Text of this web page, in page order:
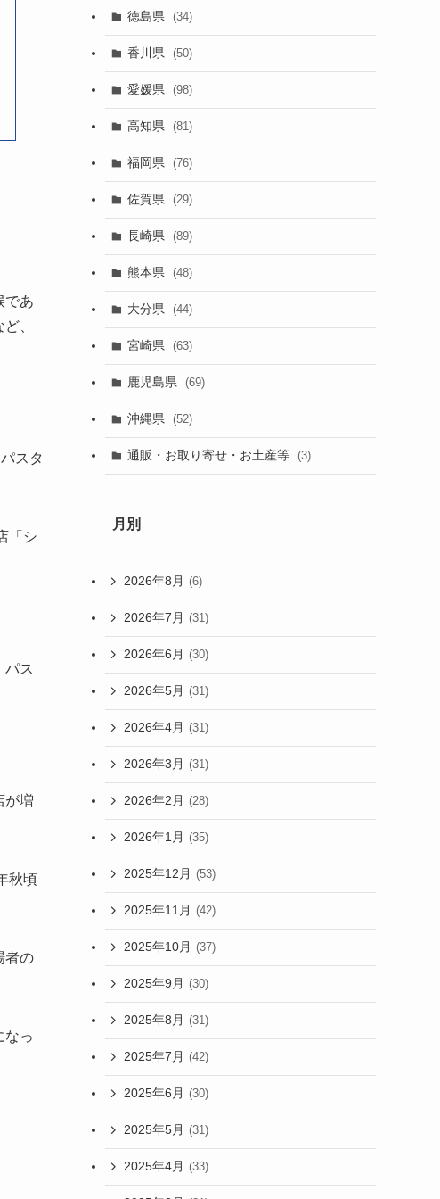
であ
、
スタ
「シ
パス
が増
秋頃
者の
なっ
徳島県 (34)
香川県 (50)
愛媛県 (98)
高知県 (81)
福岡県 (76)
佐賀県 (29)
長崎県 (89)
熊本県 (48)
大分県 (44)
宮崎県 (63)
鹿児島県 (69)
沖縄県 (52)
通販・お取り寄せ・お土産等 (3)
月別
2026年8月 (6)
2026年7月 (31)
2026年6月 (30)
2026年5月 (31)
2026年4月 (31)
2026年3月 (31)
2026年2月 (28)
2026年1月 (35)
2025年12月 (53)
2025年11月 (42)
2025年10月 (37)
2025年9月 (30)
2025年8月 (31)
2025年7月 (42)
2025年6月 (30)
2025年5月 (31)
2025年4月 (33)